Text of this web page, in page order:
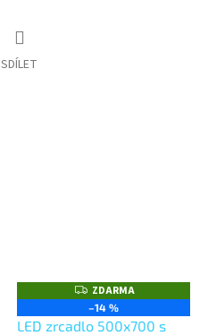
SDÍLET
Z
D
A
R
ZDARMA
–14 %
LED zrcadlo 500x700 s